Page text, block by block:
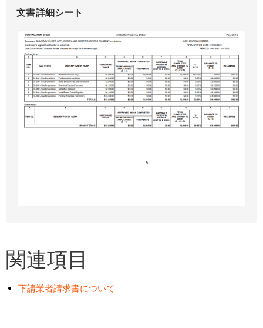
文書詳細シート
関連項目
下請業者請求書について